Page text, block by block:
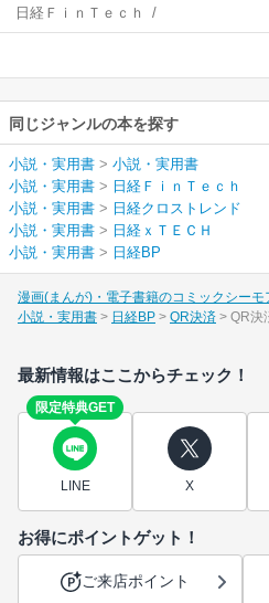
日経ＦｉｎＴｅｃｈ
/
日経クロストレン
同じジャンルの本を探す
小説・実用書 > 小説・実用書
小説・実用書 > 日経ＦｉｎＴｅｃｈ
小説・実用書 > 日経クロストレンド
小説・実用書 > 日経ｘＴＥＣＨ
小説・実用書 > 日経BP
漫画(まんが)・電子書籍のコミックシーモ
小説・実用書
日経BP QR決済 QR決
最新情報はここからチェック！
限定特典GET
LINE X
お得にポイントゲット！
ご来店ポイント